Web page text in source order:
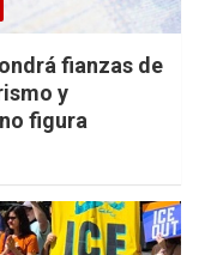
fianzas de
y
figura